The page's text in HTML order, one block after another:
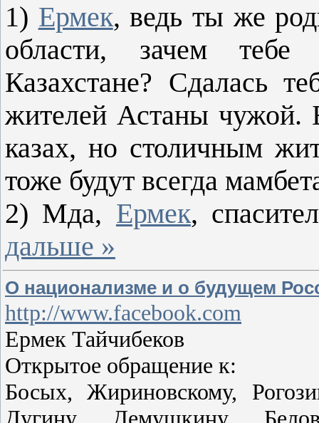
1) Ермек, ведь ты же
области, зачем
Казахстане? Сдалась
жителей Астаны чужой.
казах, но столичным
тоже будут всегда
2) Мда, Ермек,
дальше »
О национализме и о будущем
http://www.facebook.com
Ермек Тайчибеков
Открытое обращение к:
Босых, Жириновскому,
Дугину, Демушкину,